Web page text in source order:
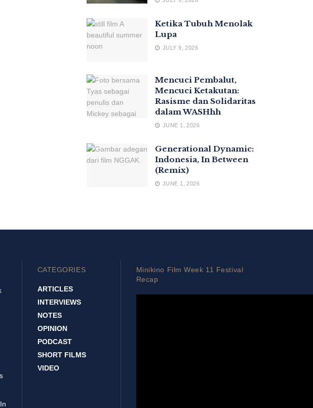
Ketika Tubuh Menolak
Lupa
JULY 9, 2026
Mencuci Pembalut,
Mencuci Ketakutan:
Rasisme dan Solidaritas
dalam WASHhh
JUNE 1, 2026
Generational Dynamic:
Indonesia, In Between
(Remix)
JUNE 1, 2026
CATEGORIES
ARTICLES
INTERVIEWS
NOTES
OPINION
PODCAST
SHORT FILMS
VIDEO
Minikino Film Week 11 Festival
Recap